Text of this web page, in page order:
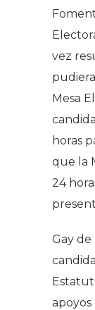
vez
Mesa
horas
que la
24
Gay